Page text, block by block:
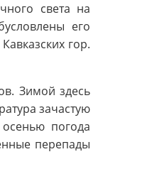
света на
его
гор.
Зимой здесь
зачастую
погода
перепады